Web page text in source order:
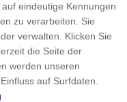
Rabattcode
Friday
eindeutige Kennungen
zu verarbeiten. Sie
verwalten. Klicken Sie
die Seite der
werden unseren
auf Surfdaten.